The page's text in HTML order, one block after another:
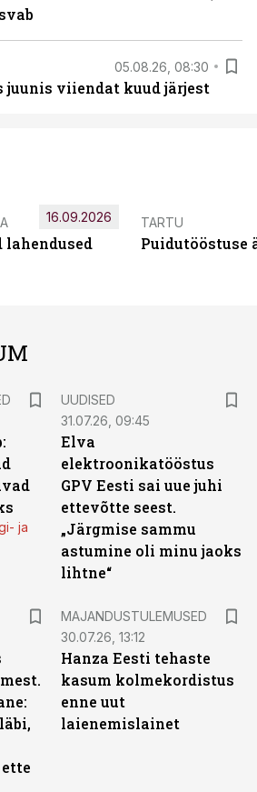
05.08.26, 08:30
juunis viiendat kuud järjest
16.09.2026 TARTU
Puidutööstuse
ja
UUDISED
31.07.26, 09:45
Elva
elektroonikatööstus
GPV Eesti sai uue juhi
ettevõtte seest.
„Järgmise sammu
astumine oli minu jaoks
lihtne“
MAJANDUSTULEMUSED
30.07.26, 13:12
Hanza Eesti tehaste
kasum kolmekordistus
enne uut
laienemislainet